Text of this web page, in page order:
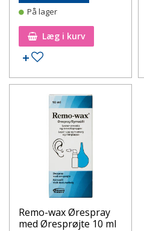
På lager
Læg i kurv
Tilføj til ønskeseddel
Remo-wax Ørespray
med Øresprøjte 10 ml